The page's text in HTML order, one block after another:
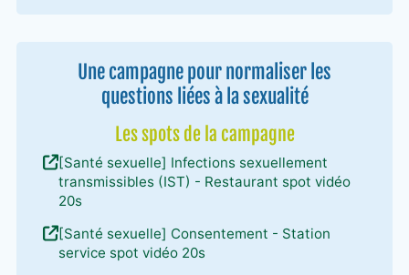
Une campagne pour normaliser les
questions liées à la sexualité
Les spots de la campagne
[Santé sexuelle] Infections sexuellement
transmissibles (IST) - Restaurant spot vidéo
20s
[Santé sexuelle] Consentement - Station
service spot vidéo 20s